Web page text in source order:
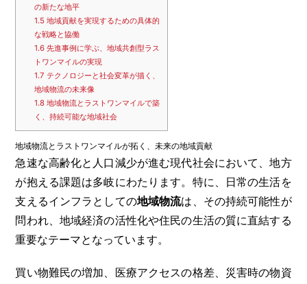
の新たな地平
1.5 地域貢献を実現するための具体的
な戦略と協働
1.6 先進事例に学ぶ、地域共創型ラス
トワンマイルの実現
1.7 テクノロジーと社会変革が描く、
地域物流の未来像
1.8 地域物流とラストワンマイルで築
く、持続可能な地域社会
地域物流とラストワンマイルが拓く、未来の地域貢献
急速な高齢化と人口減少が進む現代社会において、地方
が抱える課題は多岐にわたります。特に、日常の生活を
支えるインフラとしての地域物流は、その持続可能性が
問われ、地域経済の活性化や住民の生活の質に直結する
重要なテーマとなっています。
買い物難民の増加、医療アクセスの格差、災害時の物資